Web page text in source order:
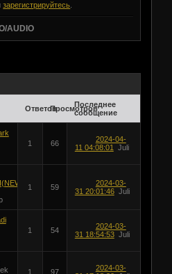
зарегистрируйтесь
AUDIO
ОтветовПросмотров
Последнее
сообщение
1 66
2024-04-
11 04:08:01
Juli
1 59
2024-03-
31 20:01:46 Juli
1 54
2024-03-
31 18:54:53 Juli
1 97
2024-03-